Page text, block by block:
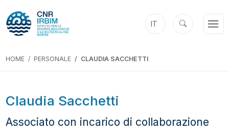
IT
HOME PERSONALE CLAUDIA SACCHETTI
Claudia Sacchetti
Associato con incarico di collaborazione